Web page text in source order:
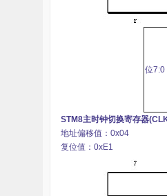
位7:0
STM8主时钟切换寄存器
地址偏移值：0x04
复位值：0xE1